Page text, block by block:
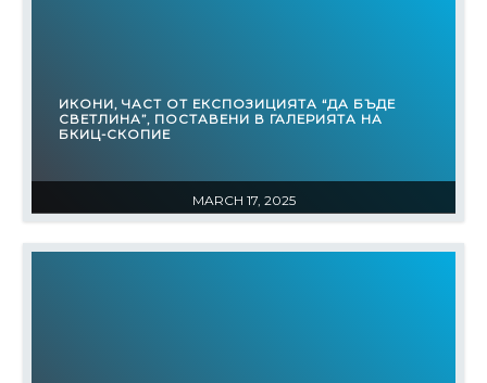
MARCH 17, 2025
ИКОНИ, ЧАСТ ОТ ЕКСПОЗИЦИЯТА “ДА БЪДЕ
СВЕТЛИНА”, ПОСТАВЕНИ В ГАЛЕРИЯТА НА
БКИЦ-СКОПИЕ